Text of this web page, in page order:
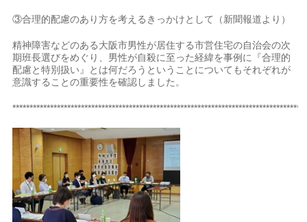
③合理的配慮のあり方を考えるきっかけとして（新聞報道より）
精神障害などのある大阪市男性が居住する市営住宅の自治会の次
期班長選びをめぐり、男性が自殺に至った経緯を事例に『合理的
配慮と特別扱い』とは何だろうということについてもそれぞれが
意識することの重要性を確認しました。